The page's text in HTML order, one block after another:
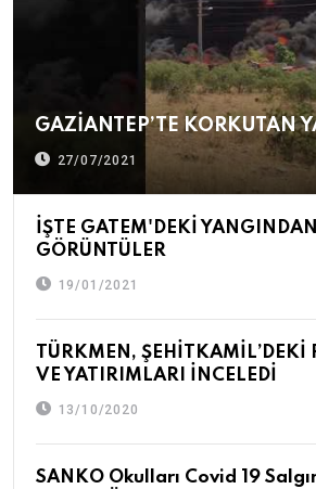
GAZİANTEP’TE KORKUTAN
27/07/2021
İŞTE GATEM'DEKİ
GÖRÜNTÜLER
19/01/2021
TÜRKMEN, ŞEHİTKAMİL’DEKİ
VE YATIRIMLARI İNCELEDİ
13/10/2020
SANKO Okulları Covid 19